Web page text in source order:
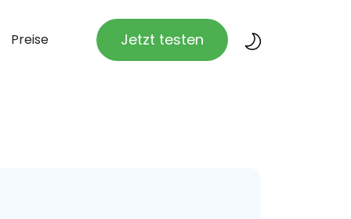
Preise Jetzt testen